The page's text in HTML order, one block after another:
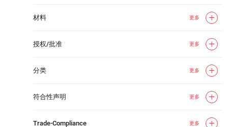
材料 更多
授权/批准 更多
分类 更多
符合性声明 更多
Trade-Compliance 更多